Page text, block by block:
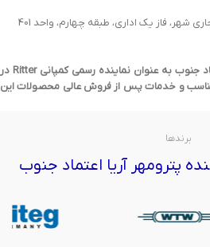
شهر، فاز یک اداری، طبقه چهارم، واحد 401
با انتخاب شرکت پترو مهر آریا اعتماد جنوب به عنوان نماینده رسمی کمپانی Ritter در
مناسب و خدمات پس از فروش عالی محصولات این
برندها
پترومهر آریا اعتماد جنوب